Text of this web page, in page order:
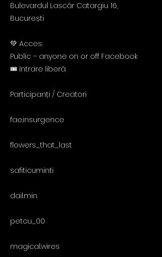
Bulevardul Lascăr Catargiu 16,
București
💚 Acces:
Public – anyone on or off Facebook
🎟️ Intrare liberă
Participanți / Creatori
fae.insurgence
flowers_that_last
safiticuminti
dail.min
petcu_00
magical.wires